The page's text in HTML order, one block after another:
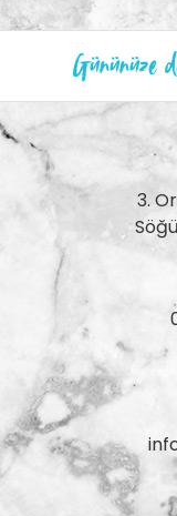
Gününüze
3.